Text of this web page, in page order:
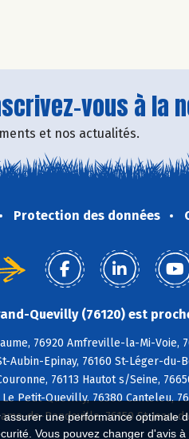
une performance
Vous pouvez changer d'avis
vous à la
et nos actualités.
Protection des données
Quevilly (76120) est
76920 Amfreville-la-Mi-Voie,
Aubin-Epinay, 76160 St-Léger-
76113 Hautot s/Seine,
Petit-Quevilly, 76380 Canteleu,
de-Bondeville, 76150 St-Jean-